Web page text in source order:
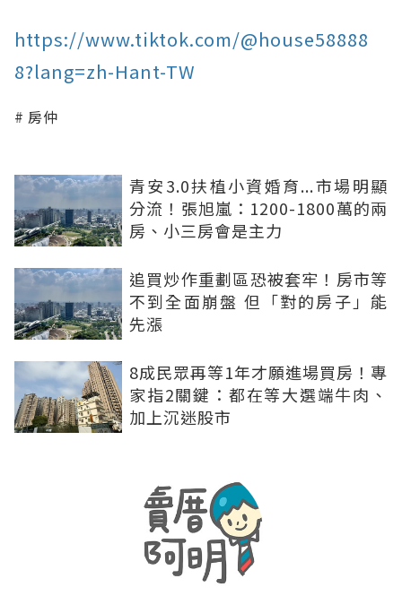
https://www.tiktok.com/@house58888
8?lang=zh-Hant-TW
房仲
青安3.0扶植小資婚育...市場明顯
分流！張旭嵐：1200-1800萬的兩
房、小三房會是主力
追買炒作重劃區恐被套牢！房市等
不到全面崩盤 但「對的房子」能
先漲
8成民眾再等1年才願進場買房！專
家指2關鍵：都在等大選端牛肉、
加上沉迷股市